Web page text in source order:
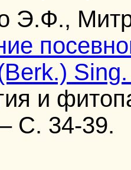
Э.Ф.,
и
С. 34-39.